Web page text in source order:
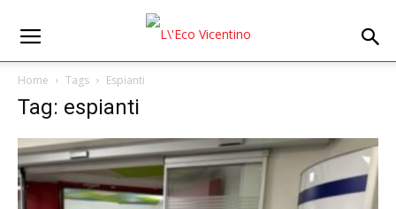
Home Tags Espianti
Tag: espianti